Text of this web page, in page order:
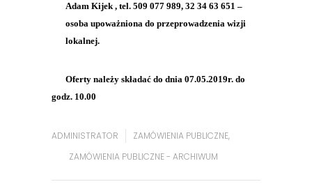
Adam Kijek , tel. 509 077 989, 32 34 63 651 –
osoba upoważniona do przeprowadzenia wizji
lokalnej.
Oferty należy składać do dnia 07.05.2019r. do
godz. 10.00
ADMINISTRATOR ZAMÓWIENIA PUBLICZNE,
ZAMÓWIENIA PUBLICZNE - ARCHIWUM